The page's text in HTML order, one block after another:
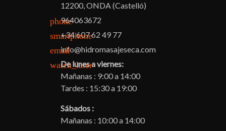
12200, ONDA (Castelló)
phone964063672
smartphone
+34 607 62 49 77
emailinfo@hidromasajeseca.com
watch_later
De lunes a viernes:
Mañanas : 9:00 a 14:00
Tardes : 15:30 a 19:00
Sábados :
Mañanas : 10:00 a 14:00